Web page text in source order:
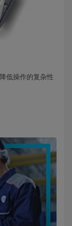
低操作的复杂性